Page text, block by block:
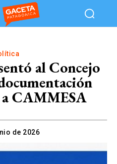
al Concejo
CAMMESA
de 2026